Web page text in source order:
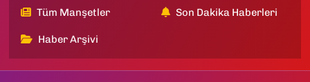
Tüm Manşetler Son Dakika Haberleri
Haber Arşivi